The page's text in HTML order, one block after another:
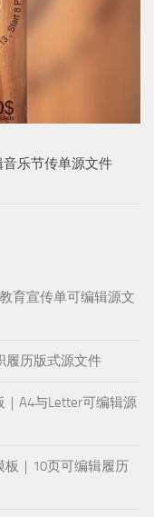
乐节传单源文件
育宣传单可编辑源文
履历版式源文件
A4与Letter可编辑源
板｜10页可编辑履历